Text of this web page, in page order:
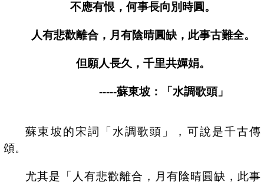
不應有恨，何事長向別時圓。
人有悲歡離合，月有陰晴圓缺，此事古難全。
但願人長久，千里共嬋娟。
-----蘇東坡：「水調歌頭」
蘇東坡的宋詞「水調歌頭」，可說是千古傳
頌。
尤其是「人有悲歡離合，月有陰晴圓缺，此事